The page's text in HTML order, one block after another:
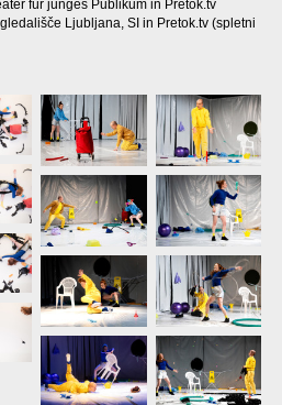
für junges Publikum in Pretok.tv
Ljubljana, SI in Pretok.tv (spletni